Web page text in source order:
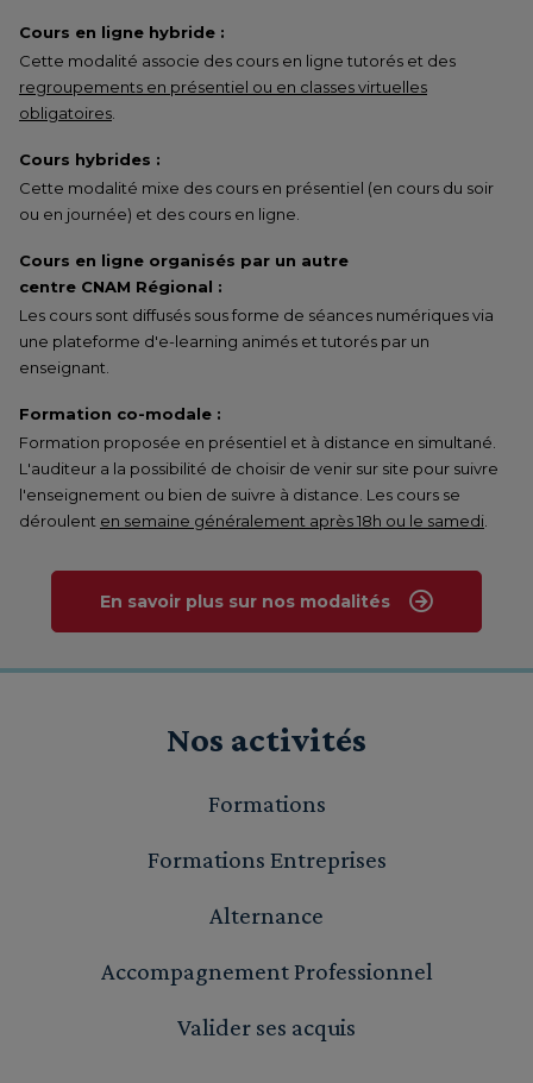
Cours en ligne hybride :
Cette modalité associe des cours en ligne tutorés et des
regroupements en présentiel ou en classes virtuelles
obligatoires
Cours hybrides :
Cette modalité mixe des cours en présentiel (en cours du soir
ou en journée) et des cours en ligne.
Cours en ligne organisés par un autre
centre CNAM Régional :
Les cours sont diffusés sous forme de séances numériques via
une plateforme d'e-learning animés et tutorés par un
enseignant.
Formation co-modale :
Formation proposée en présentiel et à distance en simultané.
L'auditeur a la possibilité de choisir de venir sur site pour suivre
l'enseignement ou bien de suivre à distance. Les cours se
déroulent en semaine généralement après 18h ou le samedi
En savoir plus sur nos modalités
Nos activités
Formations
Formations Entreprises
Alternance
Accompagnement Professionnel
Valider ses acquis